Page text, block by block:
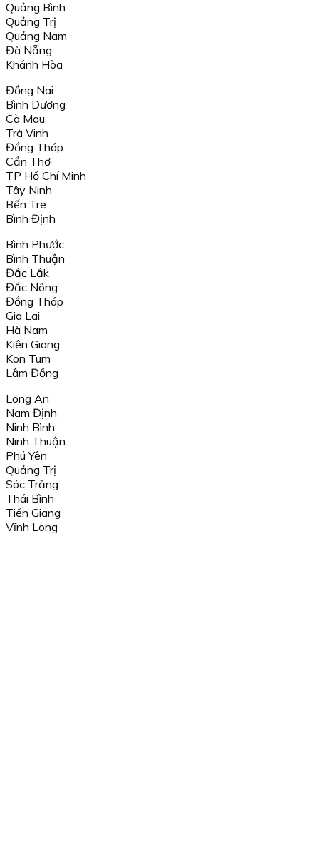
Quảng Bình
Quảng Trị
Quảng Nam
Đà Nẵng
Khánh Hòa
Đồng Nai
Bình Dương
Cà Mau
Trà Vinh
Đồng Tháp
Cần Thơ
TP Hồ Chí Minh
Tây Ninh
Bến Tre
Bình Định
Bình Phước
Bình Thuận
Đắc Lắk
Đắc Nông
Đồng Tháp
Gia Lai
Hà Nam
Kiên Giang
Kon Tum
Lâm Đồng
Long An
Nam Định
Ninh Bình
Ninh Thuận
Phú Yên
Quảng Trị
Sóc Trăng
Thái Bình
Tiền Giang
Vĩnh Long